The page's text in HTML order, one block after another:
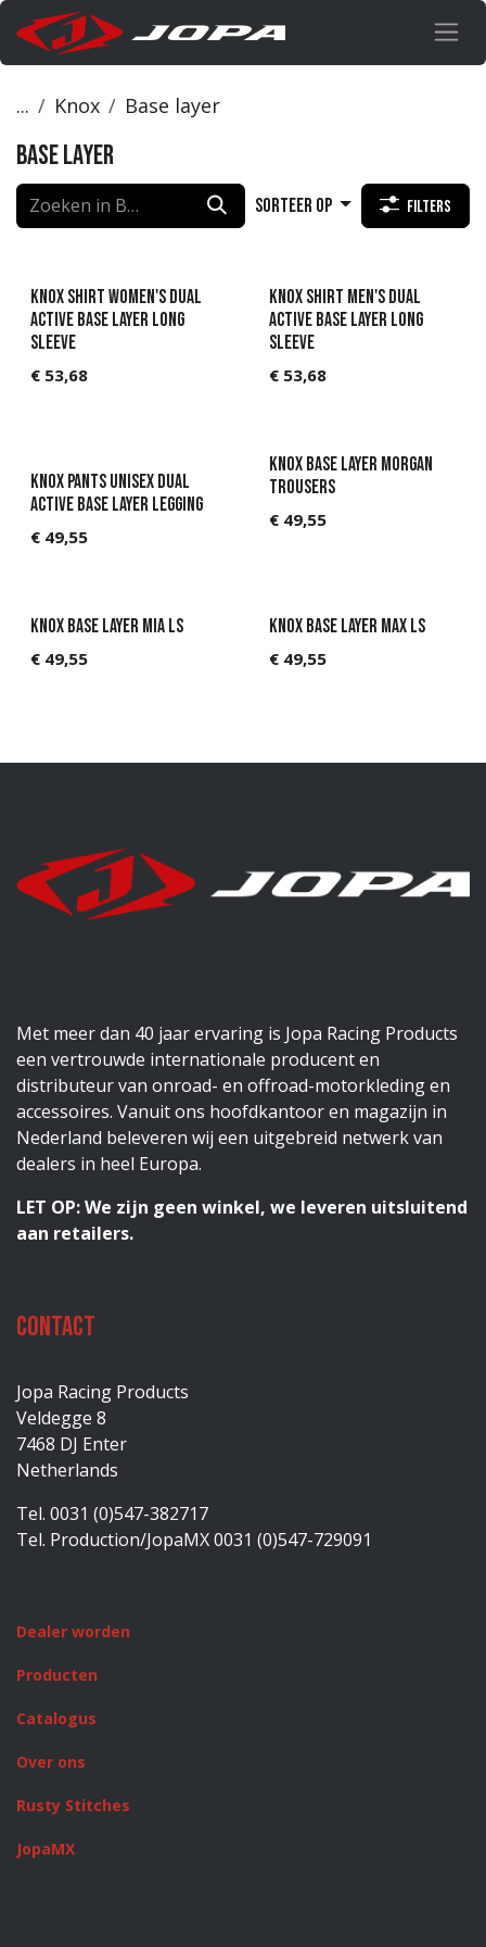
Overslaan naar inhoud
... Knox Base layer
Base layer
Sorteer op Filters
Knox Shirt Women's Dual
Active Base Layer Long
Sleeve
€ 53,68
Knox Shirt Men's Dual
Active Base Layer Long
Sleeve
€ 53,68
Knox Pants Unisex Dual
Active Base Layer Legging
€ 49,55
KNOX Base Layer Morgan
Trousers
€ 49,55
KNOX Base Layer Mia LS
€ 49,55
KNOX Base Layer Max LS
€ 49,55
Met meer dan 40 jaar ervaring is Jopa Racing Products
een vertrouwde internationale producent en
distributeur van onroad- en offroad-motorkleding en
accessoires. Vanuit ons hoofdkantoor en magazijn in
Nederland beleveren wij een uitgebreid netwerk van
dealers in heel Europa.
LET OP: We zijn geen winkel, we leveren uitsluitend
aan retailers.
Contact
Jopa Racing Products
Veldegge 8
7468 DJ Enter
Netherlands
Tel. 0031 (0)547-382717
Tel. Production/JopaMX 0031 (0)547-729091
Dealer worden
Producten
Catalogus
Over ons
Rusty Stitches
JopaMX